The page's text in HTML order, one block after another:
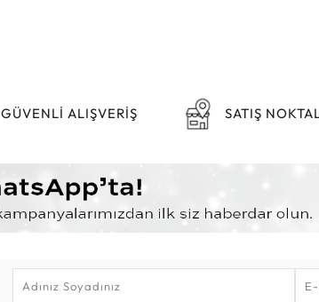
GÜVENLİ ALIŞVERİŞ SATIŞ